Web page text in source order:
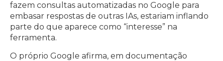
fazem consultas automatizadas no Google para
embasar respostas de outras IAs, estariam inflando
parte do que aparece como “interesse” na
ferramenta.
O próprio Google afirma, em documentação